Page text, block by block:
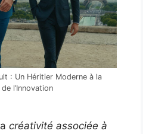
: Un Héritier Moderne à la
l’Innovation
créativité associée à